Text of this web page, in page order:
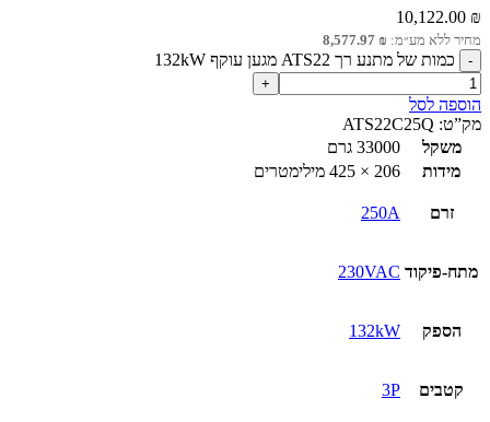
10,122.00 ₪
מחיר ללא מע״מ: 8,577.97 ₪
כמות של מתנע רך ATS22 מגען עוקף 132kW
הוספה לסל
מק”ט: ATS22C25Q
משקל
33000 גרם
מידות
206 × 425 מילימטרים
זרם 250A
מתח-פיקוד 230VAC
הספק 132kW
קטבים 3P